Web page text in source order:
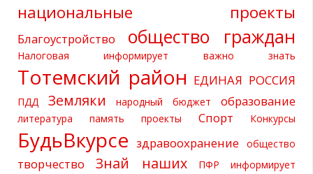
национальные проекты
Благоустройство общество граждан
Налоговая информирует важно знать
Тотемский район ЕДИНАЯ РОССИЯ
ПДД Земляки народный бюджет образование
литература память проекты Спорт Конкурсы
БудьВкурсе здравоохранение общество
творчество Знай наших ПФР информирует